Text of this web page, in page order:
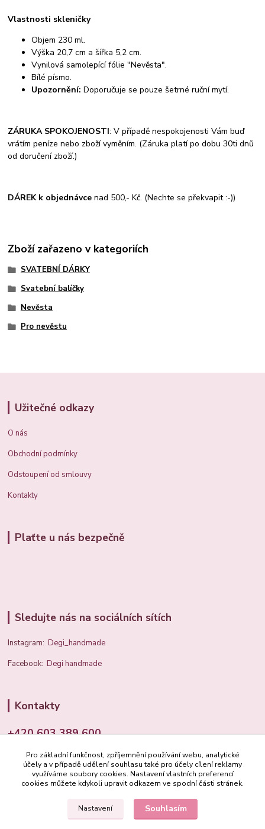
Vlastnosti skleničky
Objem 230 ml.
Výška 20,7 cm a šířka 5,2 cm.
Vynilová samolepící fólie "Nevěsta".
Bílé písmo.
Upozornění:Doporučuje se pouze šetrné ruční mytí.
ZÁRUKA SPOKOJENOSTI: V případě nespokojenosti Vám buď
vrátím peníze nebo zboží vyměním. (Záruka platí po dobu 30ti dnů
od doručení zboží.)
DÁREK k objednávcenad 500,- Kč. (Nechte se překvapit :-))
Zboží zařazeno v kategoriích
SVATEBNÍ DÁRKY
Svatební balíčky
Nevěsta
Pro nevěstu
Užitečné odkazy
O nás
Obchodní podmínky
Odstoupení od smlouvy
Kontakty
Plaťte u nás bezpečně
Sledujte nás na sociálních sítích
Instagram:Degi_handmade
Facebook:Degi handmade
Kontakty
+420 603 389 600
info@degi.cz
Pro základní funkčnost, zpříjemnění používání webu, analytické
účely a v případě udělení souhlasu také pro účely cílení reklamy
využíváme soubory cookies. Nastavení vlastních preferencí
cookies můžete kdykoli upravit odkazem ve spodní části stránek.
Nastavení Souhlasím